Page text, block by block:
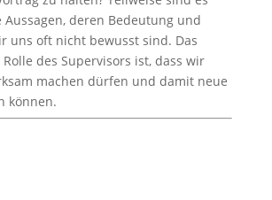
deren Bedeutung und
uns oft nicht bewusst sind. Das
des Supervisors ist, dass wir
machen dürfen und damit neue
können.